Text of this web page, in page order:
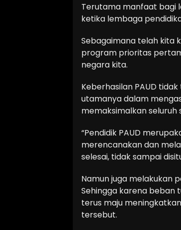
Terutama manfaat bagi
ketika lembaga
Sebagaimana telah kita
program prioritas
negara kita.
Keberhasilan PAUD
utamanya dalam
memaksimalkan seluruh
“Pendidik PAUD
merencanakan dan
selesai, tidak sampai
Namun juga melakukan
Sehingga karena beban
terus maju
tersebut.